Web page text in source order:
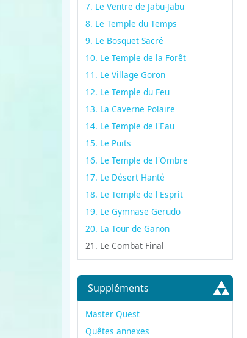
7. Le Ventre de Jabu-Jabu
8. Le Temple du Temps
9. Le Bosquet Sacré
10. Le Temple de la Forêt
11. Le Village Goron
12. Le Temple du Feu
13. La Caverne Polaire
14. Le Temple de l'Eau
15. Le Puits
16. Le Temple de l'Ombre
17. Le Désert Hanté
18. Le Temple de l'Esprit
19. Le Gymnase Gerudo
20. La Tour de Ganon
21. Le Combat Final
Suppléments
Master Quest
Quêtes annexes